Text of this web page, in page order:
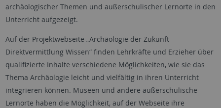
archäologischer Themen und außerschulischer Lernorte in den
Unterricht aufgezeigt.
Auf der Projektwebseite „Archäologie der Zukunft –
Direktvermittlung Wissen“ finden Lehrkräfte und Erzieher über
qualifizierte Inhalte verschiedene Möglichkeiten, wie sie das
Thema Archäologie leicht und vielfältig in ihren Unterricht
integrieren können. Museen und andere außerschulische
Lernorte haben die Möglichkeit, auf der Webseite ihre